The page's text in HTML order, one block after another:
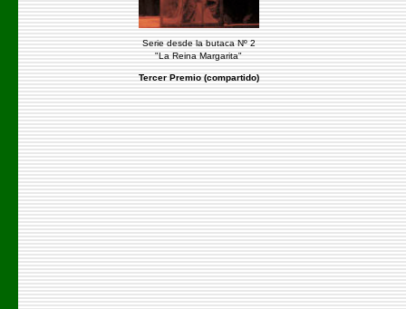
Serie desde la butaca Nº 2
"La Reina Margarita"
Tercer Premio (compartido)